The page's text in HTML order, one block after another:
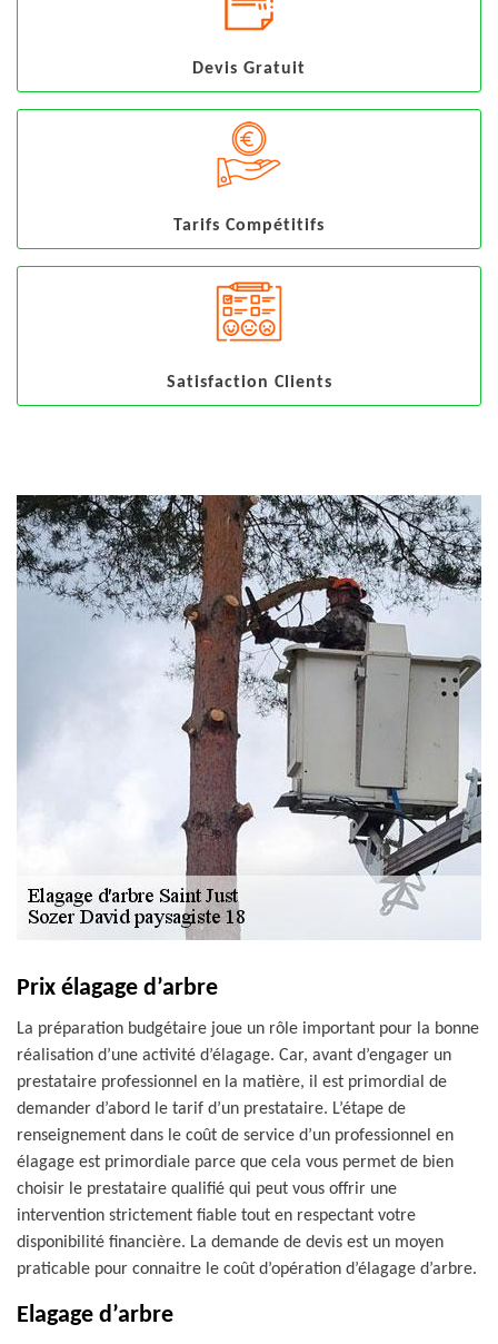
Devis Gratuit
Tarifs Compétitifs
Satisfaction Clients
Prix élagage d’arbre
La préparation budgétaire joue un rôle important pour la bonne
réalisation d’une activité d’élagage. Car, avant d’engager un
prestataire professionnel en la matière, il est primordial de
demander d’abord le tarif d’un prestataire. L’étape de
renseignement dans le coût de service d’un professionnel en
élagage est primordiale parce que cela vous permet de bien
choisir le prestataire qualifié qui peut vous offrir une
intervention strictement fiable tout en respectant votre
disponibilité financière. La demande de devis est un moyen
praticable pour connaitre le coût d’opération d’élagage d’arbre.
Elagage d’arbre